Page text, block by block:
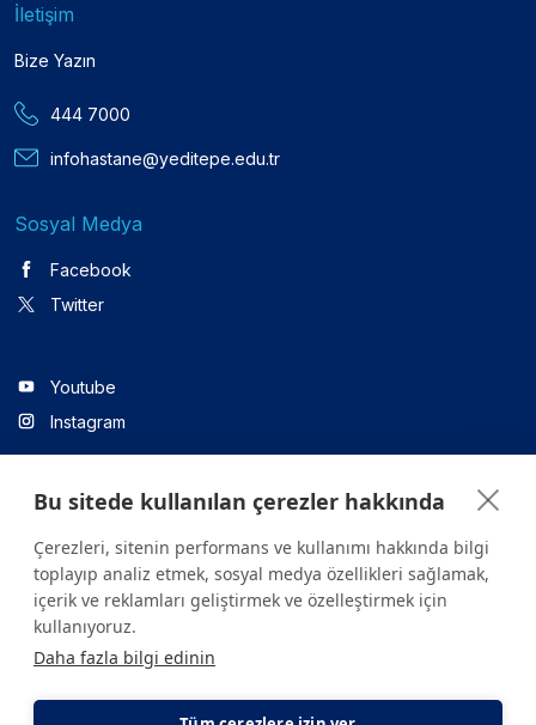
İletişim
Bize Yazın
444 7000
infohastane@yeditepe.edu.tr
Sosyal Medya
Facebook
Twitter
Youtube
Instagram
Linkedin
Sitede yer alan tüm içerikler yalnızca bilgilendirme amaçlıdır.
Sağlığınızla ilgili sorularınız için mutlaka doktoruza ya da bir sağlık
kuruluşuna başvurunuz.
Bu sitede kullanılan çerezler hakkında
Çerezleri, sitenin performans ve kullanımı hakkında bilgi
toplayıp analiz etmek, sosyal medya özellikleri sağlamak,
içerik ve reklamları geliştirmek ve özelleştirmek için
kullanıyoruz.
Daha fazla bilgi edinin